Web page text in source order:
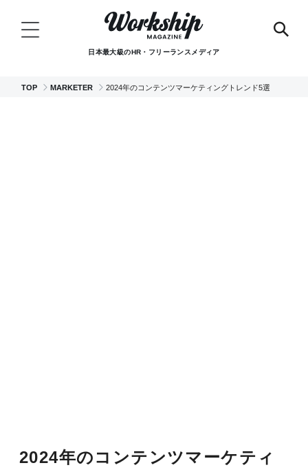
日本最大級のHR・フリーランスメディア
TOP MARKETER 2024年のコンテンツマーケティングトレンド5選
2024年のコンテンツマーケティ